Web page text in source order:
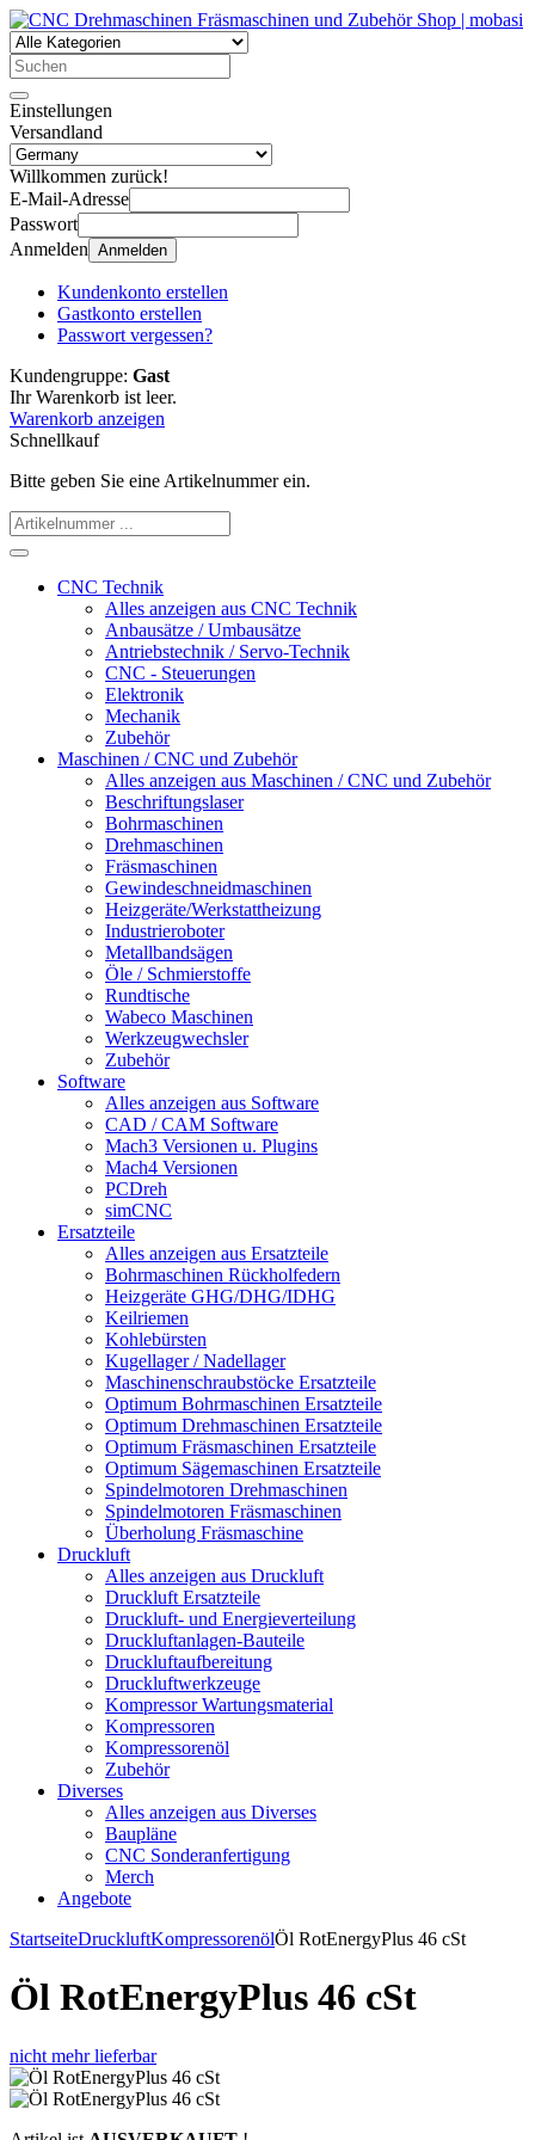
Einstellungen
Versandland
Willkommen zurück!
E-Mail-Adresse
Passwort
Anmelden Anmelden
Kundenkonto erstellen
Gastkonto erstellen
Passwort vergessen?
Kundengruppe: Gast
Ihr Warenkorb ist leer.
Warenkorb anzeigen
Schnellkauf
Bitte geben Sie eine Artikelnummer ein.
CNC Technik
Alles anzeigen aus CNC Technik
Anbausätze / Umbausätze
Antriebstechnik / Servo-Technik
CNC - Steuerungen
Elektronik
Mechanik
Zubehör
Maschinen / CNC und Zubehör
Alles anzeigen aus Maschinen / CNC und Zubehör
Beschriftungslaser
Bohrmaschinen
Drehmaschinen
Fräsmaschinen
Gewindeschneidmaschinen
Heizgeräte/Werkstattheizung
Industrieroboter
Metallbandsägen
Öle / Schmierstoffe
Rundtische
Wabeco Maschinen
Werkzeugwechsler
Zubehör
Software
Alles anzeigen aus Software
CAD / CAM Software
Mach3 Versionen u. Plugins
Mach4 Versionen
PCDreh
simCNC
Ersatzteile
Alles anzeigen aus Ersatzteile
Bohrmaschinen Rückholfedern
Heizgeräte GHG/DHG/IDHG
Keilriemen
Kohlebürsten
Kugellager / Nadellager
Maschinenschraubstöcke Ersatzteile
Optimum Bohrmaschinen Ersatzteile
Optimum Drehmaschinen Ersatzteile
Optimum Fräsmaschinen Ersatzteile
Optimum Sägemaschinen Ersatzteile
Spindelmotoren Drehmaschinen
Spindelmotoren Fräsmaschinen
Überholung Fräsmaschine
Druckluft
Alles anzeigen aus Druckluft
Druckluft Ersatzteile
Druckluft- und Energieverteilung
Druckluftanlagen-Bauteile
Druckluftaufbereitung
Druckluftwerkzeuge
Kompressor Wartungsmaterial
Kompressoren
Kompressorenöl
Zubehör
Diverses
Alles anzeigen aus Diverses
Baupläne
CNC Sonderanfertigung
Merch
Angebote
StartseiteDruckluftKompressorenölÖl RotEnergyPlus 46 cSt
Öl RotEnergyPlus 46 cSt
nicht mehr lieferbar